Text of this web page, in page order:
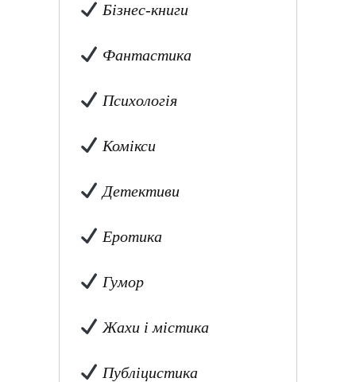
Бізнес-книги
Фантастика
Психологія
Комікси
Детективи
Еротика
Гумор
Жахи і містика
Публіцистика